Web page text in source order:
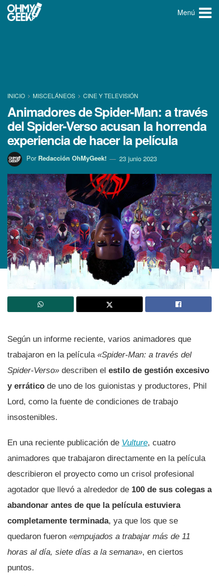
Menú
INICIO MISCELÁNEOS CINE Y TELEVISIÓN
Animadores de Spider-Man: a través
del Spider-Verso acusan la horrenda
experiencia de hacer la película
Por Redacción OhMyGeek! 23 junio 2023
Según un informe reciente, varios animadores que
trabajaron en la película «Spider-Man: a través del
Spider-Verso» describen el estilo de gestión excesivo
y errático de uno de los guionistas y productores, Phil
Lord, como la fuente de condiciones de trabajo
insostenibles.
En una reciente publicación de Vulture, cuatro
animadores que trabajaron directamente en la película
describieron el proyecto como un crisol profesional
agotador que llevó a alrededor de 100 de sus colegas a
abandonar antes de que la película estuviera
completamente terminada, ya que los que se
quedaron fueron «empujados a trabajar más de 11
horas al día, siete días a la semana», en ciertos
puntos.